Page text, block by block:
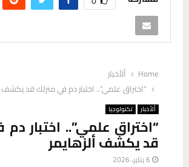
Home
ألأخبار
“اختراق علمي”.. اختبار دم في منزلك قد يكشف
ألأخبار تكنولوجيا
“اختراق علمي”.. اختبار
قد يكشف ألزهايمر
6 يناير، 2026